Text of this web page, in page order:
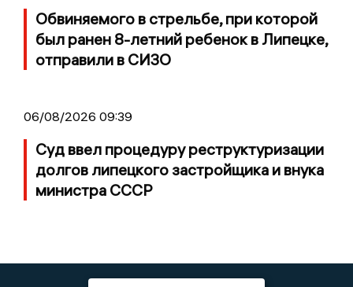
Обвиняемого в стрельбе, при которой
был ранен 8-летний ребенок в Липецке,
отправили в СИЗО
06/08/2026 09:39
Суд ввел процедуру реструктуризации
долгов липецкого застройщика и внука
министра СССР